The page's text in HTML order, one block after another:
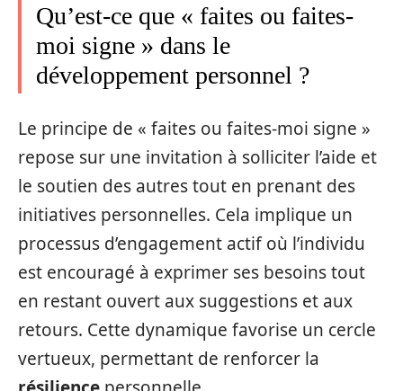
Qu’est-ce que « faites ou faites-
moi signe » dans le
développement personnel ?
Le principe de « faites ou faites-moi signe »
repose sur une invitation à solliciter l’aide et
le soutien des autres tout en prenant des
initiatives personnelles. Cela implique un
processus d’engagement actif où l’individu
est encouragé à exprimer ses besoins tout
en restant ouvert aux suggestions et aux
retours. Cette dynamique favorise un cercle
vertueux, permettant de renforcer la